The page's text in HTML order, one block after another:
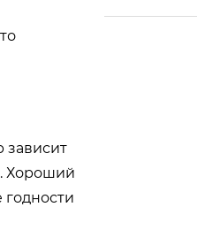
зависит
Хороший
годности